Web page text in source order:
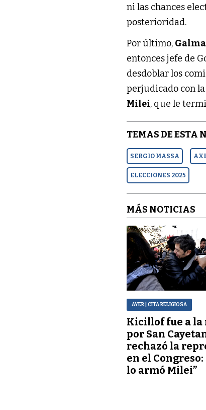
ni las chances
posterioridad.
Por último,
entonces jefe de
desdoblar los
perjudicado con la
Milei, que le
TEMAS DE ESTA
SERGIO MASSA
ELECCIONES 2025
MÁS NOTICIAS
AYER | CITA RELIGIOSA
Kicillof fue a la
por San
rechazó la
en el Congreso:
lo armó Milei”